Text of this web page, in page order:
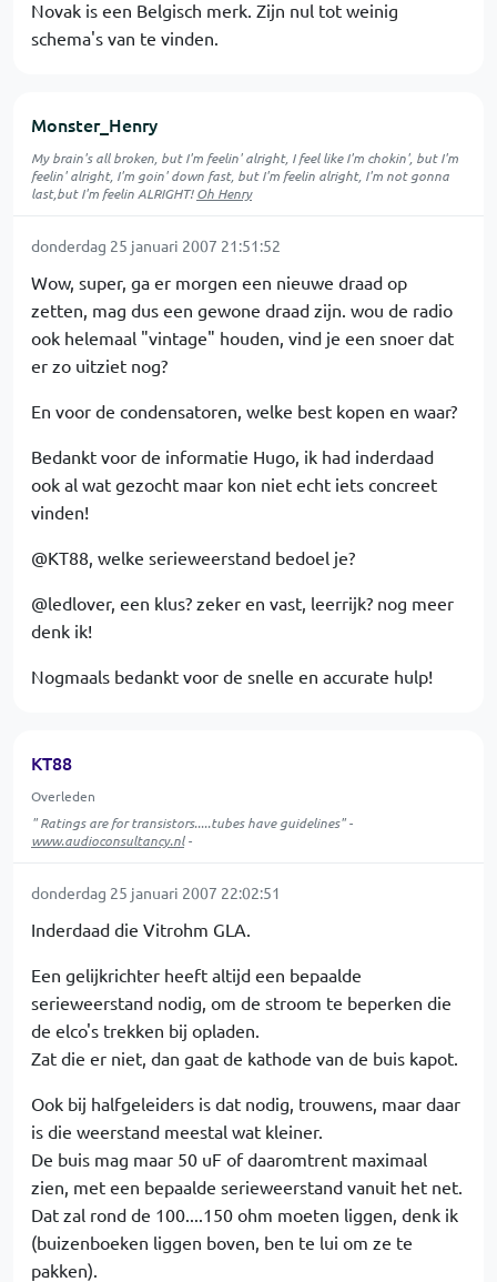
Novak is een Belgisch merk. Zijn nul tot weinig
schema's van te vinden.
Monster_Henry
My brain's all broken, but I'm feelin' alright, I feel like I'm chokin', but I'm
feelin' alright, I'm goin' down fast, but I'm feelin alright, I'm not gonna
last,but I'm feelin ALRIGHT!Oh Henry
donderdag 25 januari 2007 21:51:52
Wow, super, ga er morgen een nieuwe draad op
zetten, mag dus een gewone draad zijn. wou de radio
ook helemaal "vintage" houden, vind je een snoer dat
er zo uitziet nog?
En voor de condensatoren, welke best kopen en waar?
Bedankt voor de informatie Hugo, ik had inderdaad
ook al wat gezocht maar kon niet echt iets concreet
vinden!
@KT88, welke serieweerstand bedoel je?
@ledlover, een klus? zeker en vast, leerrijk? nog meer
denk ik!
Nogmaals bedankt voor de snelle en accurate hulp!
KT88
Overleden
" Ratings are for transistors.....tubes have guidelines" -
www.audioconsultancy.nl-
donderdag 25 januari 2007 22:02:51
Inderdaad die Vitrohm GLA.
Een gelijkrichter heeft altijd een bepaalde
serieweerstand nodig, om de stroom te beperken die
de elco's trekken bij opladen.
Zat die er niet, dan gaat de kathode van de buis kapot.
Ook bij halfgeleiders is dat nodig, trouwens, maar daar
is die weerstand meestal wat kleiner.
De buis mag maar 50 uF of daaromtrent maximaal
zien, met een bepaalde serieweerstand vanuit het net.
Dat zal rond de 100....150 ohm moeten liggen, denk ik
(buizenboeken liggen boven, ben te lui om ze te
pakken).